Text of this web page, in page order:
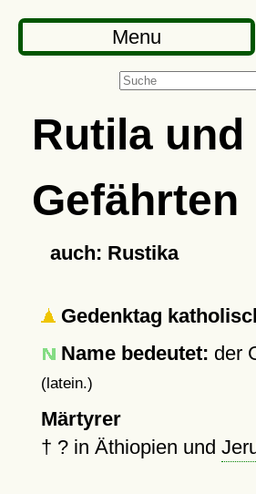
Menu
Rutila und
Gefährten
auch: Rustika
Gedenktag
Name bedeutet: der
(latein.)
Märtyrer
† ?in Äthiopien und